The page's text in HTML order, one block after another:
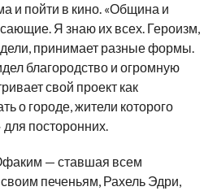
и пойти в кино. «Община и
Я знаю их всех. Героизм,
принимает разные формы.
благородство и огромную
свой проект как
о городе, жители которого
посторонних.
— ставшая всем
печеньям, Рахель Эдри,